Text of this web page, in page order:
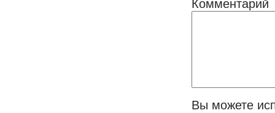
Комментарий
Вы можете